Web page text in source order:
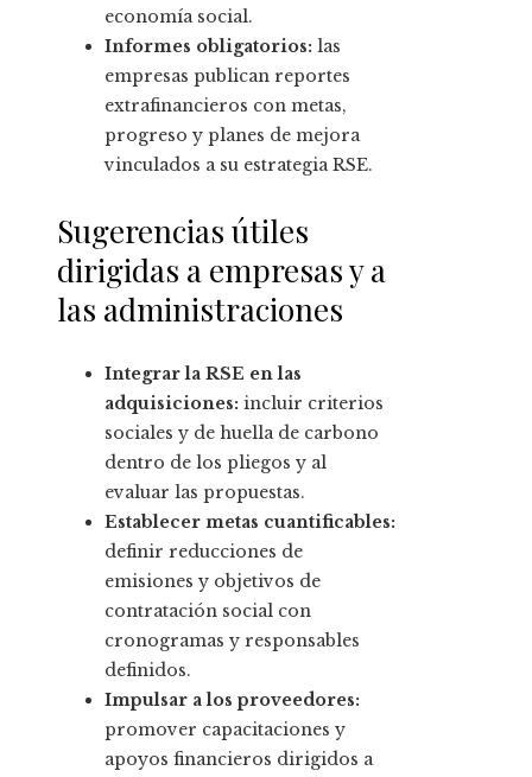
economía social.
Informes obligatorios: las
empresas publican reportes
extrafinancieros con metas,
progreso y planes de mejora
vinculados a su estrategia RSE.
Sugerencias útiles
dirigidas a empresas y a
las administraciones
Integrar la RSE en las
adquisiciones: incluir criterios
sociales y de huella de carbono
dentro de los pliegos y al
evaluar las propuestas.
Establecer metas cuantificables:
definir reducciones de
emisiones y objetivos de
contratación social con
cronogramas y responsables
definidos.
Impulsar a los proveedores:
promover capacitaciones y
apoyos financieros dirigidos a